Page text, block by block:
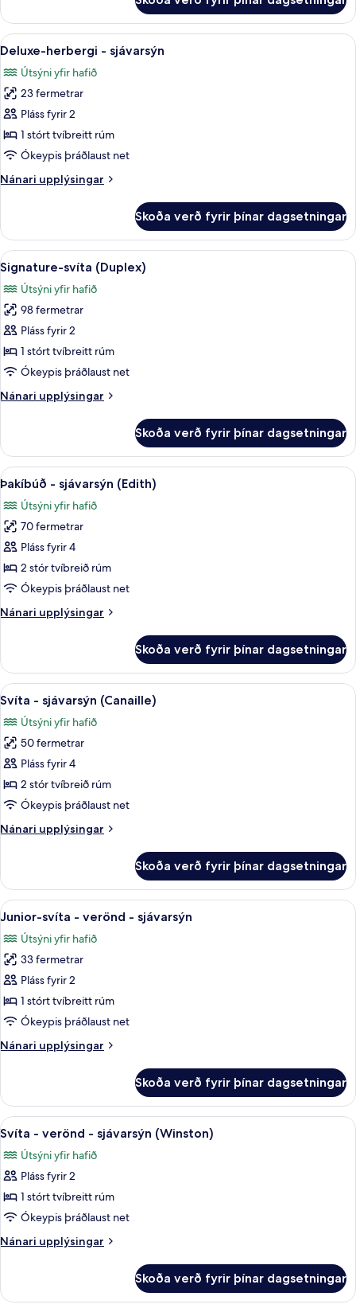
herbergi
sjávarsýn
Skoða
allar
myndir
fyrir
Deluxe-
herbergi
-
Deluxe-herbergi - sjávarsýn | Útsýni
5
Deluxe-herbergi - sjávarsýn
Útsýni yfir hafið
23 fermetrar
Pláss fyrir 2
1 stórt tvíbreitt rúm
Ókeypis þráðlaust net
Nánari upplýsingar
Nánari
herbergi
sjávarsýn
Skoða verð fyrir þínar dagsetningar
Skoða
allar
myndir
fyrir
Signature-
svíta
(Duplex)
Signature-svíta (Duplex) | Rúmföt
7
Signature-svíta (Duplex)
Útsýni yfir hafið
98 fermetrar
Pláss fyrir 2
1 stórt tvíbreitt rúm
Ókeypis þráðlaust net
Nánari upplýsingar
Nánari
svíta
(Duplex)
Skoða verð fyrir þínar dagsetningar
Skoða
allar
myndir
fyrir
Þakíbúð
-
sjávarsýn
Þakíbúð - sjávarsýn (Edith) | Rúmföt
7
Þakíbúð - sjávarsýn (Edith)
Útsýni yfir hafið
70 fermetrar
Pláss fyrir 4
2 stór tvíbreið rúm
Ókeypis þráðlaust net
Nánari upplýsingar
Nánari
-
sjávarsýn
(Edith)
Skoða verð fyrir þínar dagsetningar
Skoða
allar
myndir
fyrir
Svíta
-
sjávarsýn
Svíta - sjávarsýn (Canaille) | Rúmföt
5
Svíta - sjávarsýn (Canaille)
Útsýni yfir hafið
50 fermetrar
Pláss fyrir 4
2 stór tvíbreið rúm
Ókeypis þráðlaust net
Nánari upplýsingar
Nánari
-
sjávarsýn
(Canaille)
Skoða verð fyrir þínar dagsetningar
Skoða
allar
myndir
fyrir
Junior-
svíta
-
-
Junior-svíta - verönd - sjávarsýn |
6
Junior-svíta - verönd - sjávarsýn
Útsýni yfir hafið
33 fermetrar
Pláss fyrir 2
1 stórt tvíbreitt rúm
Ókeypis þráðlaust net
Nánari upplýsingar
Nánari
svíta
verönd
sjávarsýn
Skoða verð fyrir þínar dagsetningar
Skoða
allar
myndir
fyrir
Svíta
-
verönd
-
(Winston)
Svíta - verönd - sjávarsýn (Winston)
7
Svíta - verönd - sjávarsýn (Winston)
Útsýni yfir hafið
Pláss fyrir 2
1 stórt tvíbreitt rúm
Ókeypis þráðlaust net
Nánari upplýsingar
Nánari
-
Skoða verð fyrir þínar dagsetningar